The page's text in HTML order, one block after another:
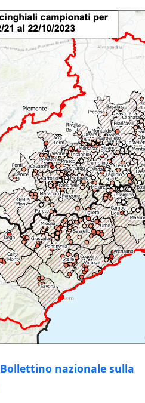
Bollettino nazionale sulla